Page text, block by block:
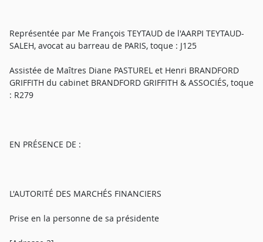
Représentée par Me François TEYTAUD de l'AARPI TEYTAUD-
SALEH, avocat au barreau de PARIS, toque : J125
Assistée de Maîtres Diane PASTUREL et Henri BRANDFORD
GRIFFITH du cabinet BRANDFORD GRIFFITH & ASSOCIÉS, toque
: R279
EN PRÉSENCE DE :
L'AUTORITÉ DES MARCHÉS FINANCIERS
Prise en la personne de sa présidente